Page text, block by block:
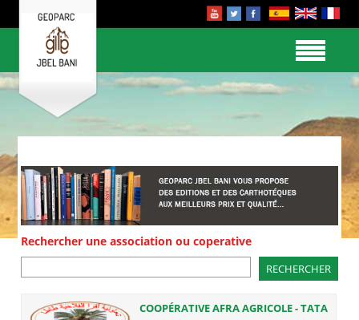
Rechercher une association ou coperative
COOPÉRATIVE AFRA AGRICOLE - TATA